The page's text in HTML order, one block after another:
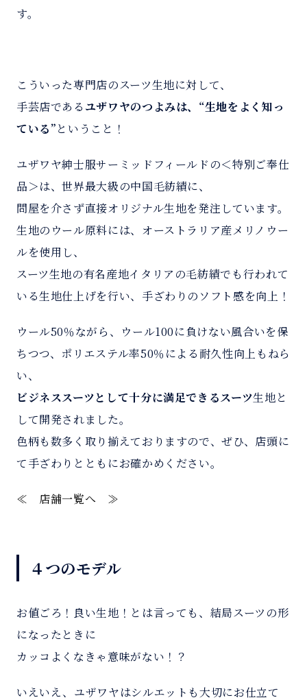
す。
こういった専門店のスーツ生地に対して、
手芸店である ユザワヤのつよみは、“生地をよく知っ
ている”ということ！
ユザワヤ紳士服サーミッドフィールドの＜特別ご奉仕
品＞は、世界最大級の中国毛紡績に、
問屋を介さず直接オリジナル生地を発注しています。
生地のウール原料には、オーストラリア産メリノウー
ルを使用し、
スーツ生地の有名産地イタリアの毛紡績でも行われて
いる生地仕上げを行い、手ざわりのソフト感を向上！
ウール50％ながら、ウール100に負けない風合いを保
ちつつ、ポリエステル率50％による耐久性向上もねら
い、
ビジネススーツとして十分に満足できるスーツ生地と
して開発されました。
色柄も数多く取り揃えておりますので、ぜひ、店頭に
て手ざわりとともにお確かめください。
≪ 店舗一覧へ ≫
４つのモデル
お値ごろ！良い生地！とは言っても、結局スーツの形
になったときに
カッコよくなきゃ意味がない！？
いえいえ、ユザワヤはシルエットも大切にお仕立て